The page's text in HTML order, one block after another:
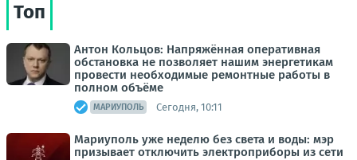
Топ
Антон Кольцов: Напряжённая оперативная
обстановка не позволяет нашим энергетикам
провести необходимые ремонтные работы в
полном объёме
МАРИУПОЛЬ Сегодня, 10:11
Мариуполь уже неделю без света и воды: мэр
призывает отключить электроприборы из сети